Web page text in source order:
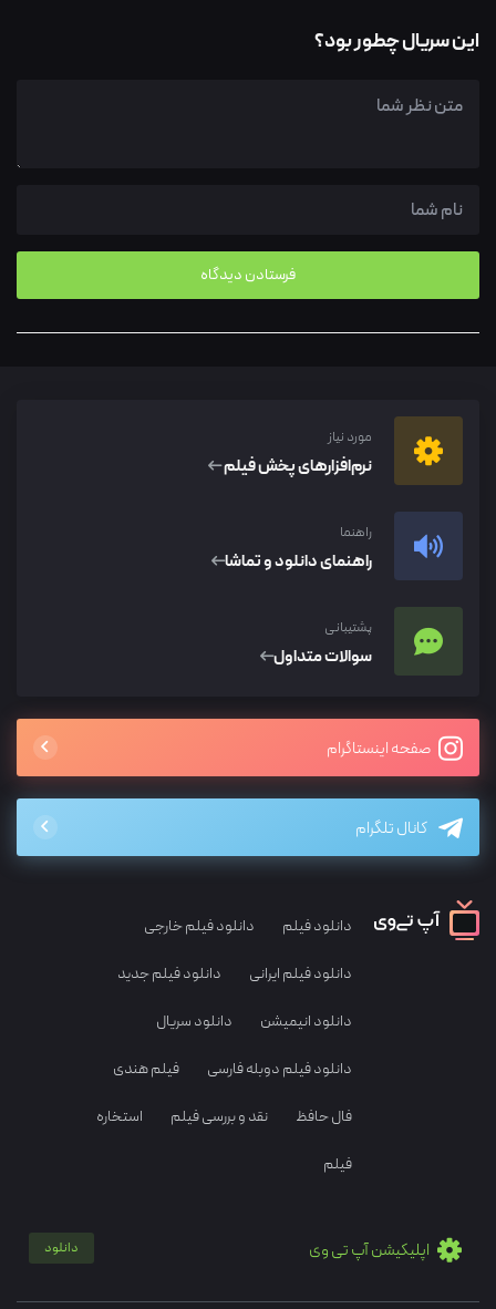
این سریال چطور بود؟
مورد نیاز
نرم‌افزار‌های پخش فیلم
راهنما
راهنمای دانلود و تماشا
پشتیبانی
سوالات متداول
صفحه اینستاگرام
کانال تلگرام
دانلود فیلم دانلود فیلم خارجی
دانلود فیلم ایرانی دانلود فیلم جدید
دانلود انیمیشن دانلود سریال
دانلود فیلم دوبله فارسی فیلم هندی
فال حافظ نقد و بررسی فیلم استخاره
فیلم
اپلیکیشن آپ تی وی دانلود